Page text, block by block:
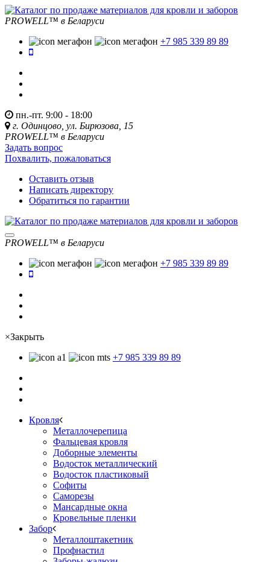
PROWELL™ в Беларуси
+7 985 339 89 89
пн.-пт. 9:00 - 18:00
г. Одинцово, ул. Бирюзова, 15
PROWELL™ в Беларуси
Задать вопрос
Похвалить, пожаловаться
Оставить отзыв
Написать директору
Обратиться по гарантии
PROWELL™ в Беларуси
+7 985 339 89 89
×Закрыть
+7 985 339 89 89
Кровля
Металлочерепица
Фальцевая кровля
Доборные элементы
Водосток металлический
Водосток пластиковый
Софиты
Саморезы
Мансардные окна
Кровельные пленки
Забор
Металлоштакетник
Профнастил